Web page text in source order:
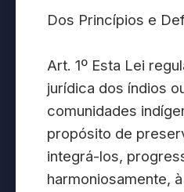
Dos Princípios e
Art. 1º Esta Lei
jurídica dos índios
comunidades
propósito de
integrá-los,
harmoniosamente,